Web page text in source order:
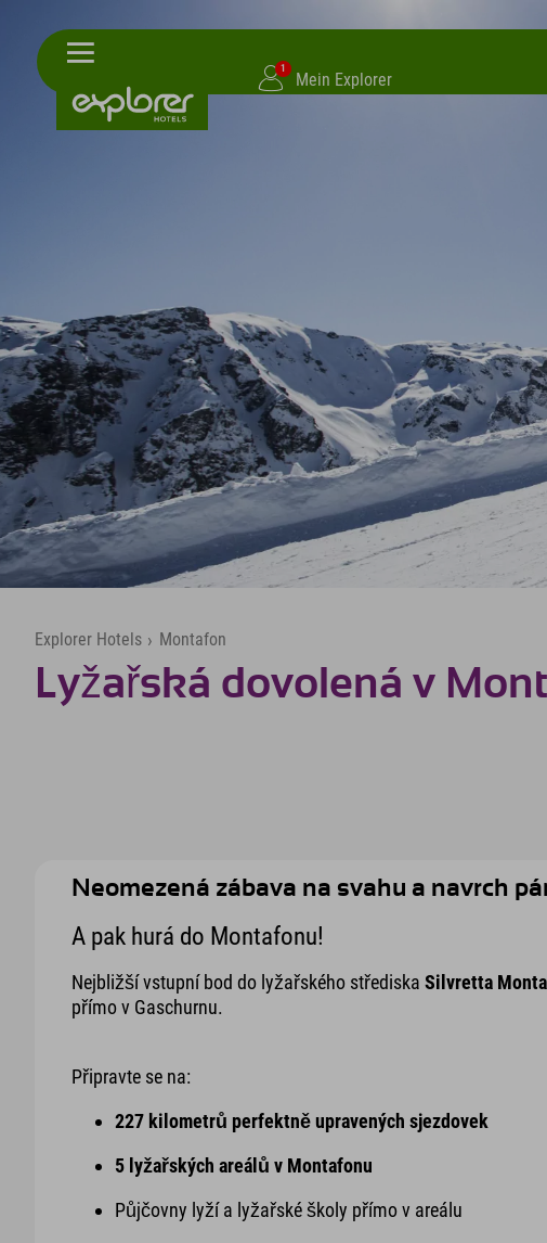
1
Mein Explorer
Explorer Hotels › Montafon
Lyžařská dovolená v
Neomezená zábava na svahu a navrch
A pak hurá do Montafonu!
Nejbližší vstupní bod do lyžařského střediskaSilvretta
přímo v Gaschurnu.
Připravte se na:
227 kilometrů perfektně upravených sjezdovek
5 lyžařských areálů v Montafonu
Půjčovny lyží a lyžařské školy přímo v areálu